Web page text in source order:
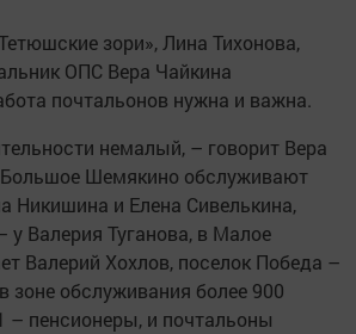
зори», Лина Тихонова,
ОПС Вера Чайкина
почтальонов нужна и важна.
немалый, – говорит Вера
Шемякино обслуживают
Никишина и Елена Сивелькина,
Валерия Туганова, в Малое
Валерий Хохлов, поселок Победа –
зоне обслуживания более 900
– пенсионеры, и почтальоны